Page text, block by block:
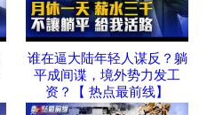
谁在逼大陆年轻人谋反？躺
平成间谍，境外势力发工
资？【 热点最前线】